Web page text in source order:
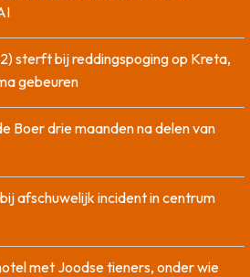
sterft bij reddingspoging op Kreta,
gebeuren
Boer drie maanden na delen van
afschuwelijk incident in centrum
met Joodse tieners, onder wie